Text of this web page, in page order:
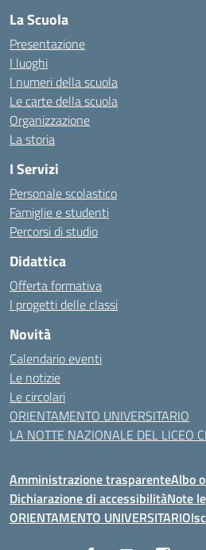
La Scuola
Presentazione
I luoghi
I numeri della scuola
Le carte della scuola
Organizzazione
La storia
I Servizi
Personale scolastico
Famiglie e studenti
Percorsi di studio
Didattica
Offerta formativa
I progetti delle classi
Novità
Calendario eventi
Le notizie
Le circolari
ORIENTAMENTO UNIVERSITARIO
LA NOTTE NAZIONALE DEL LICEO
Amministrazione trasparenteAlbo
Dichiarazione di accessibilitàNote
ORIENTAMENTO UNIVERSITARIO